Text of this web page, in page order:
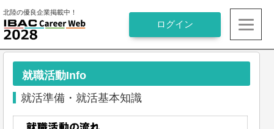
北陸の優良企業掲載中！
就職活動Info
就活準備・就活基本知識